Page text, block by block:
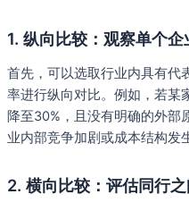
1. 纵向比较：观察单个
首先，可以选取行业内具有代
率进行纵向对比。例如，若某
降至30%，且没有明确的外部
业内部竞争加剧或成本结构发
2. 横向比较：评估同行